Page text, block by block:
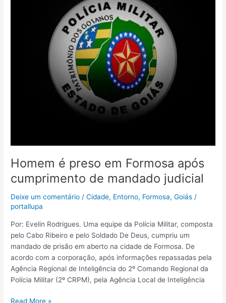
Homem é preso em Formosa após
cumprimento de mandado judicial
Deixe um comentário /Cidade, Entorno, Formosa,Goiás /
portallupa
Por: Evelin Rodrigues. Uma equipe da Polícia Militar, composta
pelo Cabo Ribeiro e pelo Soldado De Deus, cumpriu um
mandado de prisão em aberto na cidade de Formosa. De
acordo com a corporação, após informações repassadas pela
Agência Regional de Inteligência do 2º Comando Regional da
Polícia Militar (2º CRPM), pela Agência Local de Inteligência
cumprimento
Read More »